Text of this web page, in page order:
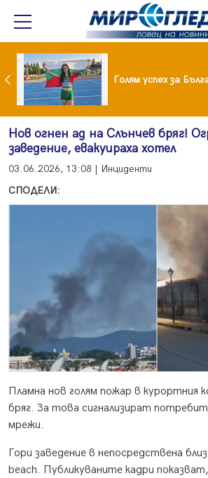
Когато всичко те дразни: тези трикове променят настроението за минути
Нов огнен ад на Слънчев бряг!
заведение, евакуираха хотел
03.06.2026, 13:08 | Инциденти
СПОДЕЛИ:
Пламна нов голям пожар в курортния
бряг. За това сигнализират
мрежи.
Гори заведение в непосредствена
beach. Публикуваните кадри